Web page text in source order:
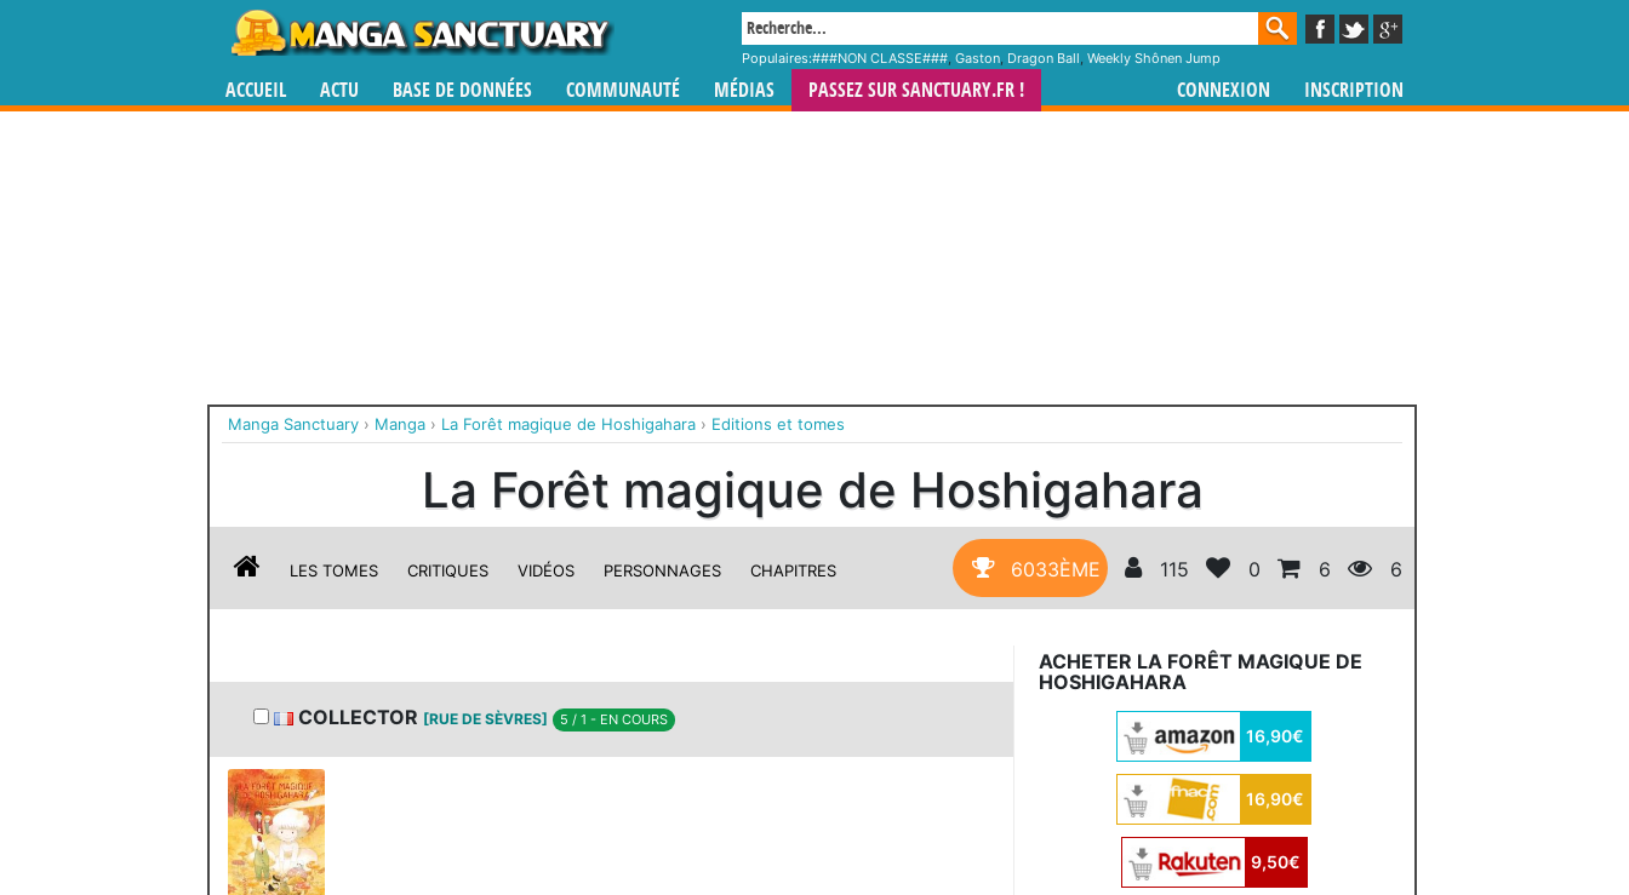
Populaires:###NON CLASSE###, Gaston, Dragon Ball, Weekly Shônen Jump
ACCUEIL ACTU BASE DE DONNÉES COMMUNAUTÉ MÉDIAS PASSEZ SUR SANCTUARY.FR ! CONNEXION INSCRIPTION
Manga Sanctuary › Manga › La Forêt magique de Hoshigahara › Editions et tomes
La Forêt magique de Hoshigahara
LES TOMES CRITIQUES VIDÉOS PERSONNAGES CHAPITRES 6033ÈME 115 0 6 6
COLLECTOR [RUE DE SÈVRES] 5 / 1 - EN COURS
ACHETER LA FORÊT MAGIQUE DE
HOSHIGAHARA
16,90€
16,90€
9,50€